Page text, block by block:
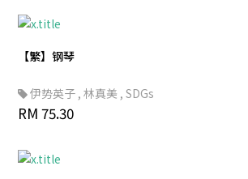
【繁】钢琴
伊势英子 , 林真美 , SDGs
RM 75.30